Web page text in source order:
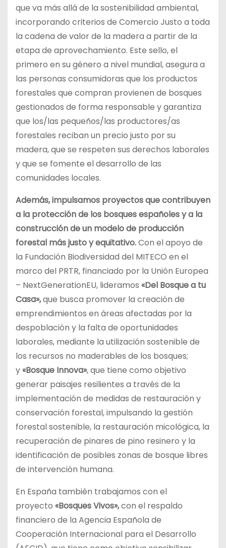
que va más allá de la sostenibilidad ambiental,
incorporando criterios de Comercio Justo a toda
la cadena de valor de la madera a partir de la
etapa de aprovechamiento. Este sello, el
primero en su género a nivel mundial, asegura a
las personas consumidoras que los productos
forestales que compran provienen de bosques
gestionados de forma responsable y garantiza
que los/las pequeños/las productores/as
forestales reciban un precio justo por su
madera, que se respeten sus derechos laborales
y que se fomente el desarrollo de las
comunidades locales.
Además, impulsamos proyectos que contribuyen
a la protección de los bosques españoles y a la
construcción de un modelo de producción
forestal más justo y equitativo.Con el apoyo de
la Fundación Biodiversidad del MITECO en el
marco del PRTR, financiado por la Unión Europea
– NextGenerationEU, lideramos «Del Bosque a tu
Casa»,que busca promover la creación de
emprendimientos en áreas afectadas por la
despoblación y la falta de oportunidades
laborales, mediante la utilización sostenible de
los recursos no maderables de los bosques;
y«Bosque Innova», que tiene como objetivo
generar paisajes resilientes a través de la
implementación de medidas de restauración y
conservación forestal, impulsando la gestión
forestal sostenible, la restauración micológica, la
recuperación de pinares de pino resinero y la
identificación de posibles zonas de bosque libres
de intervención humana.
En España también trabajamos con el
proyecto «Bosques Vivos»,con el respaldo
financiero de la Agencia Española de
Cooperación Internacional para el Desarrollo